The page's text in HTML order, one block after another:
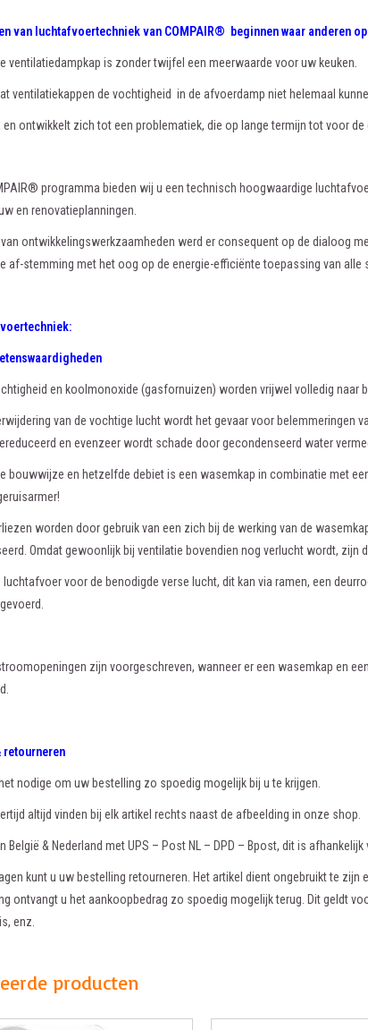
van luchtafvoertechniek van COMPAIR® beginnen waar anderen
ventilatiedampkap is zonder twijfel een meerwaarde voor uw keuken.
ventilatiekappen de vochtigheid in de afvoerdamp niet helemaal
en ontwikkelt zich tot een problematiek, die op lange termijn tot voor
programma bieden wij u een technisch hoogwaardige
en renovatieplanningen.
van ontwikkelingswerkzaamheden werd er consequent op de dialoog
af-stemming met het oog op de energie-efficiënte toepassing van alle
en koolmonoxide (gasfornuizen) worden vrijwel volledig naar
van de vochtige lucht wordt het gevaar voor belemmeringen
en evenzeer wordt schade door gecondenseerd water
bouwwijze en hetzelfde debiet is een wasemkap in combinatie met
worden door gebruik van een zich bij de werking van de
Omdat gewoonlijk bij ventilatie bovendien nog verlucht wordt, zijn
luchtafvoer voor de benodigde verse lucht, dit kan via ramen, een
zijn voorgeschreven, wanneer er een wasemkap en
retourneren
nodige om uw bestelling zo spoedig mogelijk bij u te krijgen.
altijd vinden bij elk artikel rechts naast de afbeelding in onze shop.
België & Nederland met UPS – Post NL – DPD – Bpost, dit is afhankelijk
kunt u uw bestelling retourneren. Het artikel dient ongebruikt te
ontvangt u het aankoopbedrag zo spoedig mogelijk terug. Dit geldt
enz.
producten